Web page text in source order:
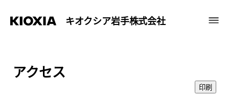
キオクシア岩手株式会社
アクセス
印刷